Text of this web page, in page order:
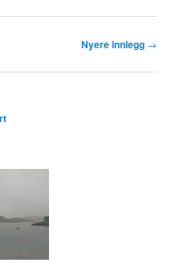
Nyere innlegg →